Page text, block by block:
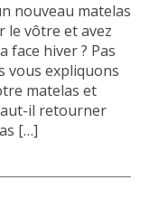
nouveau matelas
le vôtre et avez
face hiver ? Pas
vous expliquons
matelas et
il retourner
[…]